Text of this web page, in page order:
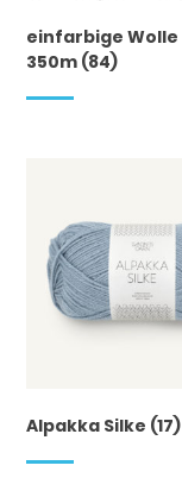
einfarbige
350m (84)
Alpakka Silke (17)